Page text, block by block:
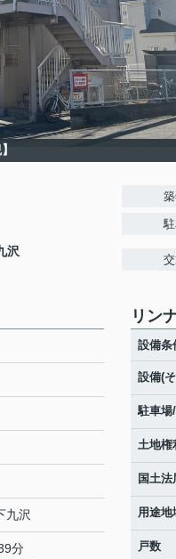
沢
九沢
分
リン
設備条
設備(
駐車場
土地権
国土法
用途地
戸数